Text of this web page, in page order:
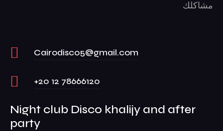
مشاكلك
Cairodisco5@gmail.com
+20 12 78666120
Night club Disco khalijy and after
party